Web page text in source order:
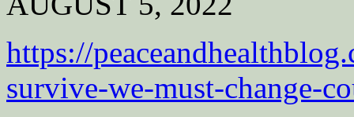
https://
survive-we-must-change-